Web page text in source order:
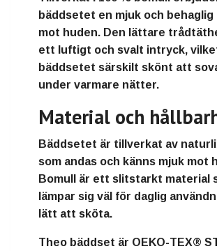
bäddsetet en mjuk och behaglig
mot huden. Den lättare
ett luftigt och svalt intryck,
bäddsetet särskilt skönt att
under varmare nätter.
Material och
Bäddsetet är tillverkat av
som andas och känns mjuk mot
Bomull är ett slitstarkt material
lämpar sig väl för daglig
lätt att sköta.
Theo bäddset är OEKO-TEX®